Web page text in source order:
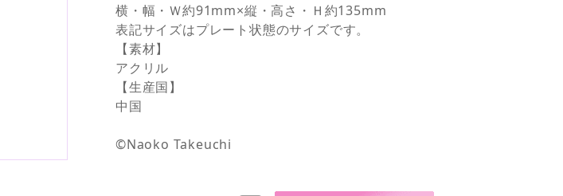
横・幅・Ｗ約91mm×縦・高さ・Ｈ約135mm
表記サイズはプレート状態のサイズです。
【素材】
アクリル
【生産国】
中国
©Naoko Takeuchi